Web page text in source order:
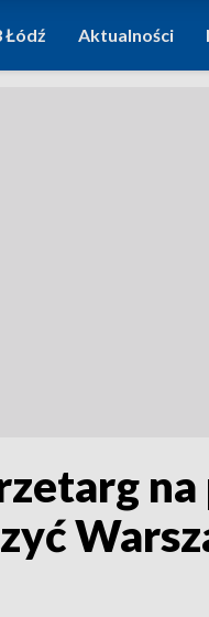
Łódź Aktualności